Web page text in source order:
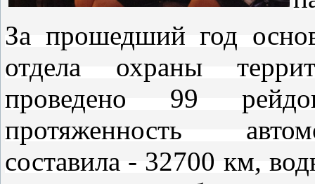
За прошедший год
отдела охраны
проведено 99
протяженность
составила - 32700 км,